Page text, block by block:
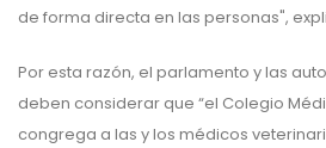
de forma directa en las personas",
Por esta razón, el parlamento y las
deben considerar que “el Colegio
congrega a las y los médicos